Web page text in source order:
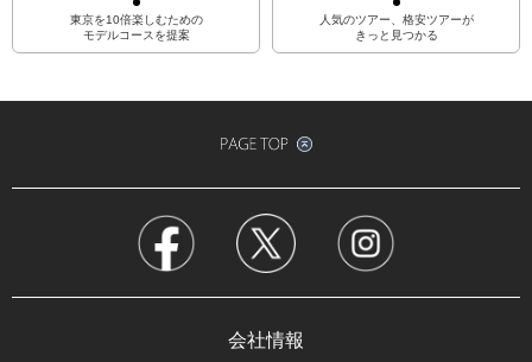
東京を10倍楽しむための
モデルコースを提案
人気のツアー、格安ツアーが
きっと見つかる
会社情報